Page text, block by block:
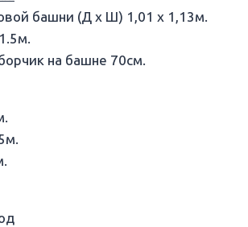
башни (Д х Ш) 1,01 х 1,13м.
на башне 70см.